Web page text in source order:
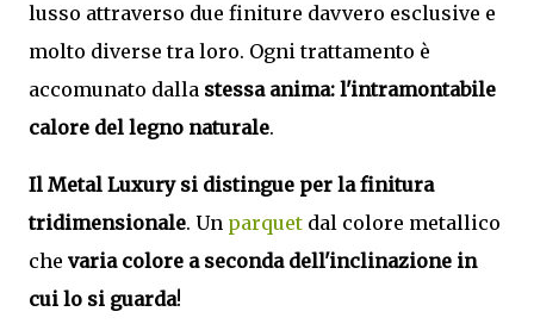
lusso attraverso due finiture davvero esclusive e
molto diverse tra loro. Ogni trattamento è
accomunato dalla stessa anima: l'intramontabile
calore del legno naturale.
Il Metal Luxury si distingue per la finitura
tridimensionale. Un parquet dal colore metallico
che varia colore a seconda dell'inclinazione in
cui lo si guarda!